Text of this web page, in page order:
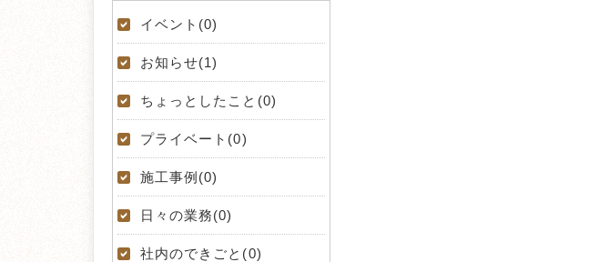
イベント(0)
お知らせ(1)
ちょっとしたこと(0)
プライベート(0)
施工事例(0)
日々の業務(0)
社内のできごと(0)